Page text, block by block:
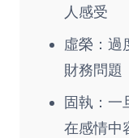
人感受
虛榮：過
財務問題
固執：一
在感情中